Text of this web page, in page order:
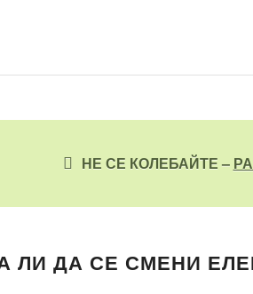
НЕ СЕ КОЛЕБАЙТЕ –
ЛИ ДА СЕ СМЕНИ